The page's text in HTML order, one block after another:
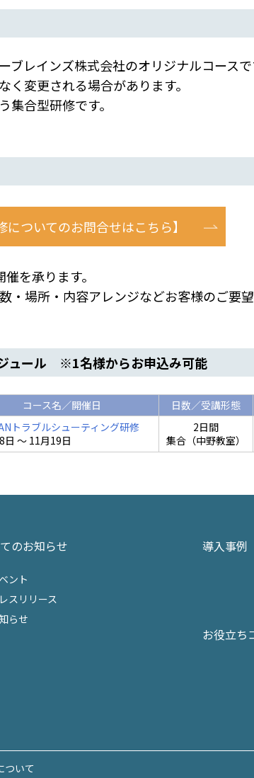
ブレインズ株式会社のオリジナルコースで
変更される場合があります。
集合型研修です。
についてのお問合せはこちら】
を承ります。
場所・内容アレンジなどお客様のご要望
ュール ※1名様からお申込み可能
コース名／開催日 日数／受講形態
トラブルシューティング研修
日 ～ 11月19日
2日間
集合（中野教室）
のお知らせ
ント
スリリース
らせ
導入事例
お役立ち
ついて